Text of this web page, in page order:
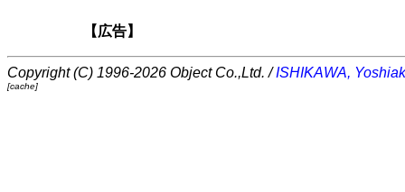
【広告】
Copyright (C) 1996-2026 Object Co.,Ltd. /ISHIKAWA,
[cache]